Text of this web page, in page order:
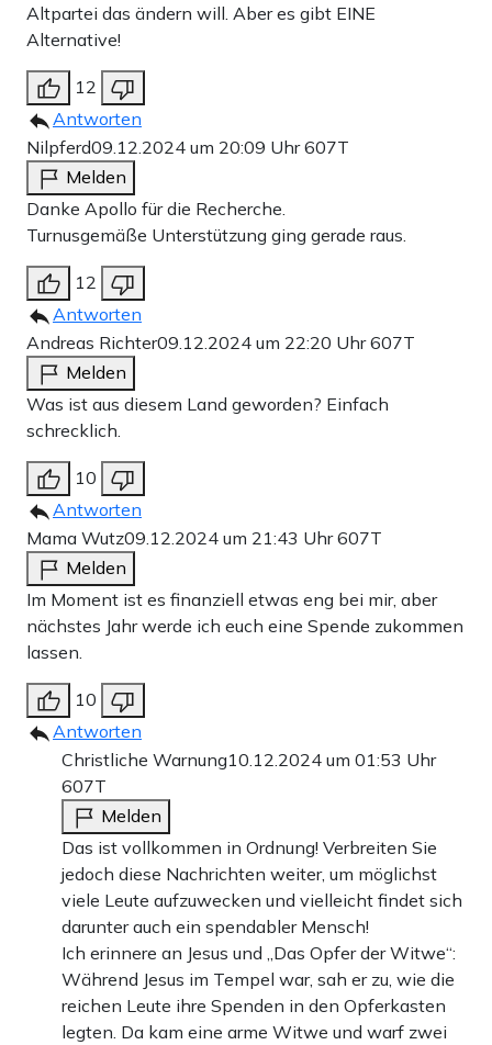
Altpartei das ändern will. Aber es gibt EINE
Alternative!
12
Antworten
Nilpferd09.12.2024 um 20:09 Uhr607T
Melden
Danke Apollo für die Recherche.
Turnusgemäße Unterstützung ging gerade raus.
12
Antworten
Andreas Richter09.12.2024 um 22:20 Uhr607T
Melden
Was ist aus diesem Land geworden? Einfach
schrecklich.
10
Antworten
Mama Wutz09.12.2024 um 21:43 Uhr607T
Melden
Im Moment ist es finanziell etwas eng bei mir, aber
nächstes Jahr werde ich euch eine Spende zukommen
lassen.
10
Antworten
Christliche Warnung10.12.2024 um 01:53 Uhr
607T
Melden
Das ist vollkommen in Ordnung! Verbreiten Sie
jedoch diese Nachrichten weiter, um möglichst
viele Leute aufzuwecken und vielleicht findet sich
darunter auch ein spendabler Mensch!
Ich erinnere an Jesus und „Das Opfer der Witwe“:
Während Jesus im Tempel war, sah er zu, wie die
reichen Leute ihre Spenden in den Opferkasten
legten. Da kam eine arme Witwe und warf zwei